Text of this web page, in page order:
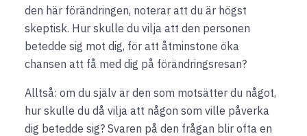
den här förändringen, noterar att du är högst
skeptisk. Hur skulle du vilja att den personen
betedde sig mot dig, för att åtminstone öka
chansen att få med dig på förändringsresan?
Alltså: om du själv är den som motsätter du något,
hur skulle du då vilja att någon som ville påverka
dig betedde sig? Svaren på den frågan blir ofta en